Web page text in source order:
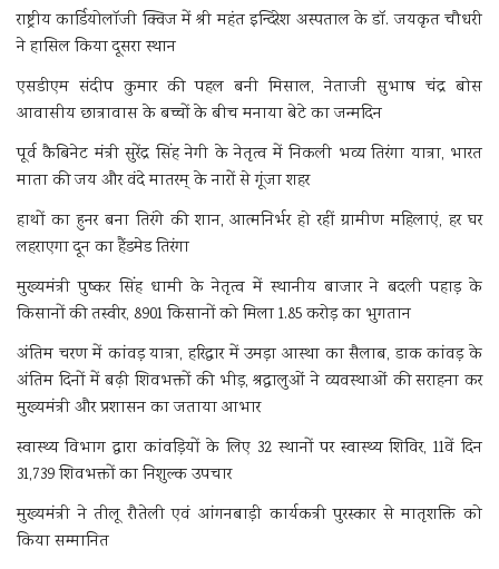
राष्ट्रीय कार्डियोलॉजी क्विज में श्री महंत इन्दिरेश अस्पताल के डॉ. जयकृत चौधरी
ने हासिल किया दूसरा स्थान
एसडीएम संदीप कुमार की पहल बनी मिसाल, नेताजी सुभाष चंद्र बोस
आवासीय छात्रावास के बच्चों के बीच मनाया बेटे का जन्मदिन
पूर्व कैबिनेट मंत्री सुरेंद्र सिंह नेगी के नेतृत्व में निकली भव्य तिरंगा यात्रा, भारत
माता की जय और वंदे मातरम् के नारों से गूंजा शहर
हाथों का हुनर बना तिरंगे की शान, आत्मनिर्भर हो रहीं ग्रामीण महिलाएं, हर घर
लहराएगा दून का हैंडमेड तिरंगा
मुख्यमंत्री पुष्कर सिंह धामी के नेतृत्व में स्थानीय बाजार ने बदली पहाड़ के
किसानों की तस्वीर, 8901 किसानों को मिला 1.85 करोड़ का भुगतान
अंतिम चरण में कांवड़ यात्रा, हरिद्वार में उमड़ा आस्था का सैलाब, डाक कांवड़ के
अंतिम दिनों में बढ़ी शिवभक्तों की भीड़, श्रद्धालुओं ने व्यवस्थाओं की सराहना कर
मुख्यमंत्री और प्रशासन का जताया आभार
स्वास्थ्य विभाग द्वारा कांवड़ियों के लिए 32 स्थानों पर स्वास्थ्य शिविर, 11वें दिन
31,739 शिवभक्तों का निशुल्क उपचार
मुख्यमंत्री ने तीलू रौतेली एवं आंगनबाड़ी कार्यकत्री पुरस्कार से मातृशक्ति को
किया सम्मानित